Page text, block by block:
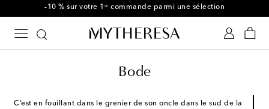
-10 % sur votre 1ʳᵉ commande parmi une sélection
Bode
C’est en fouillant dans le grenier de son oncle dans le sud de la